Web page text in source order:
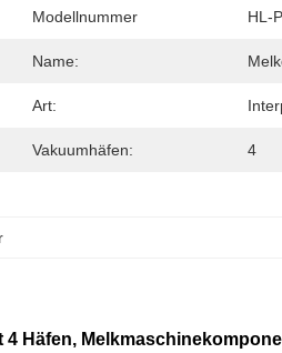
Modellnummer HL-
Name:
Art:
Vakuumhäfen: 4
Häfen,